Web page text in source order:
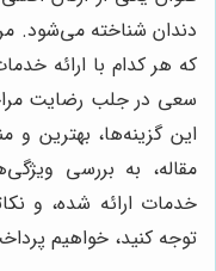
دندان شناخته می‌شود.
که هر کدام با ارائه
سعی در جلب رضایت
این گزینه‌ها، بهترین و
مقاله، به بررسی
خدمات ارائه شده، و
توجه کنید، خواهیم